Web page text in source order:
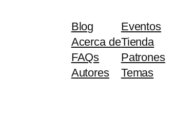
Blog
Acerca de
FAQs
Autores
Eventos
Tienda
Patrones
Temas